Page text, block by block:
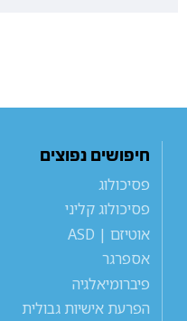
חיפושים נפוצים
פסיכולוג
פסיכולוג קליני
אוטיזם | ASD
אספרגר
פיברומיאלגיה
הפרעת אישיות גבולית